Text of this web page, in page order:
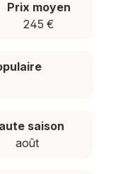
Prix moyen
245 €
saison
août